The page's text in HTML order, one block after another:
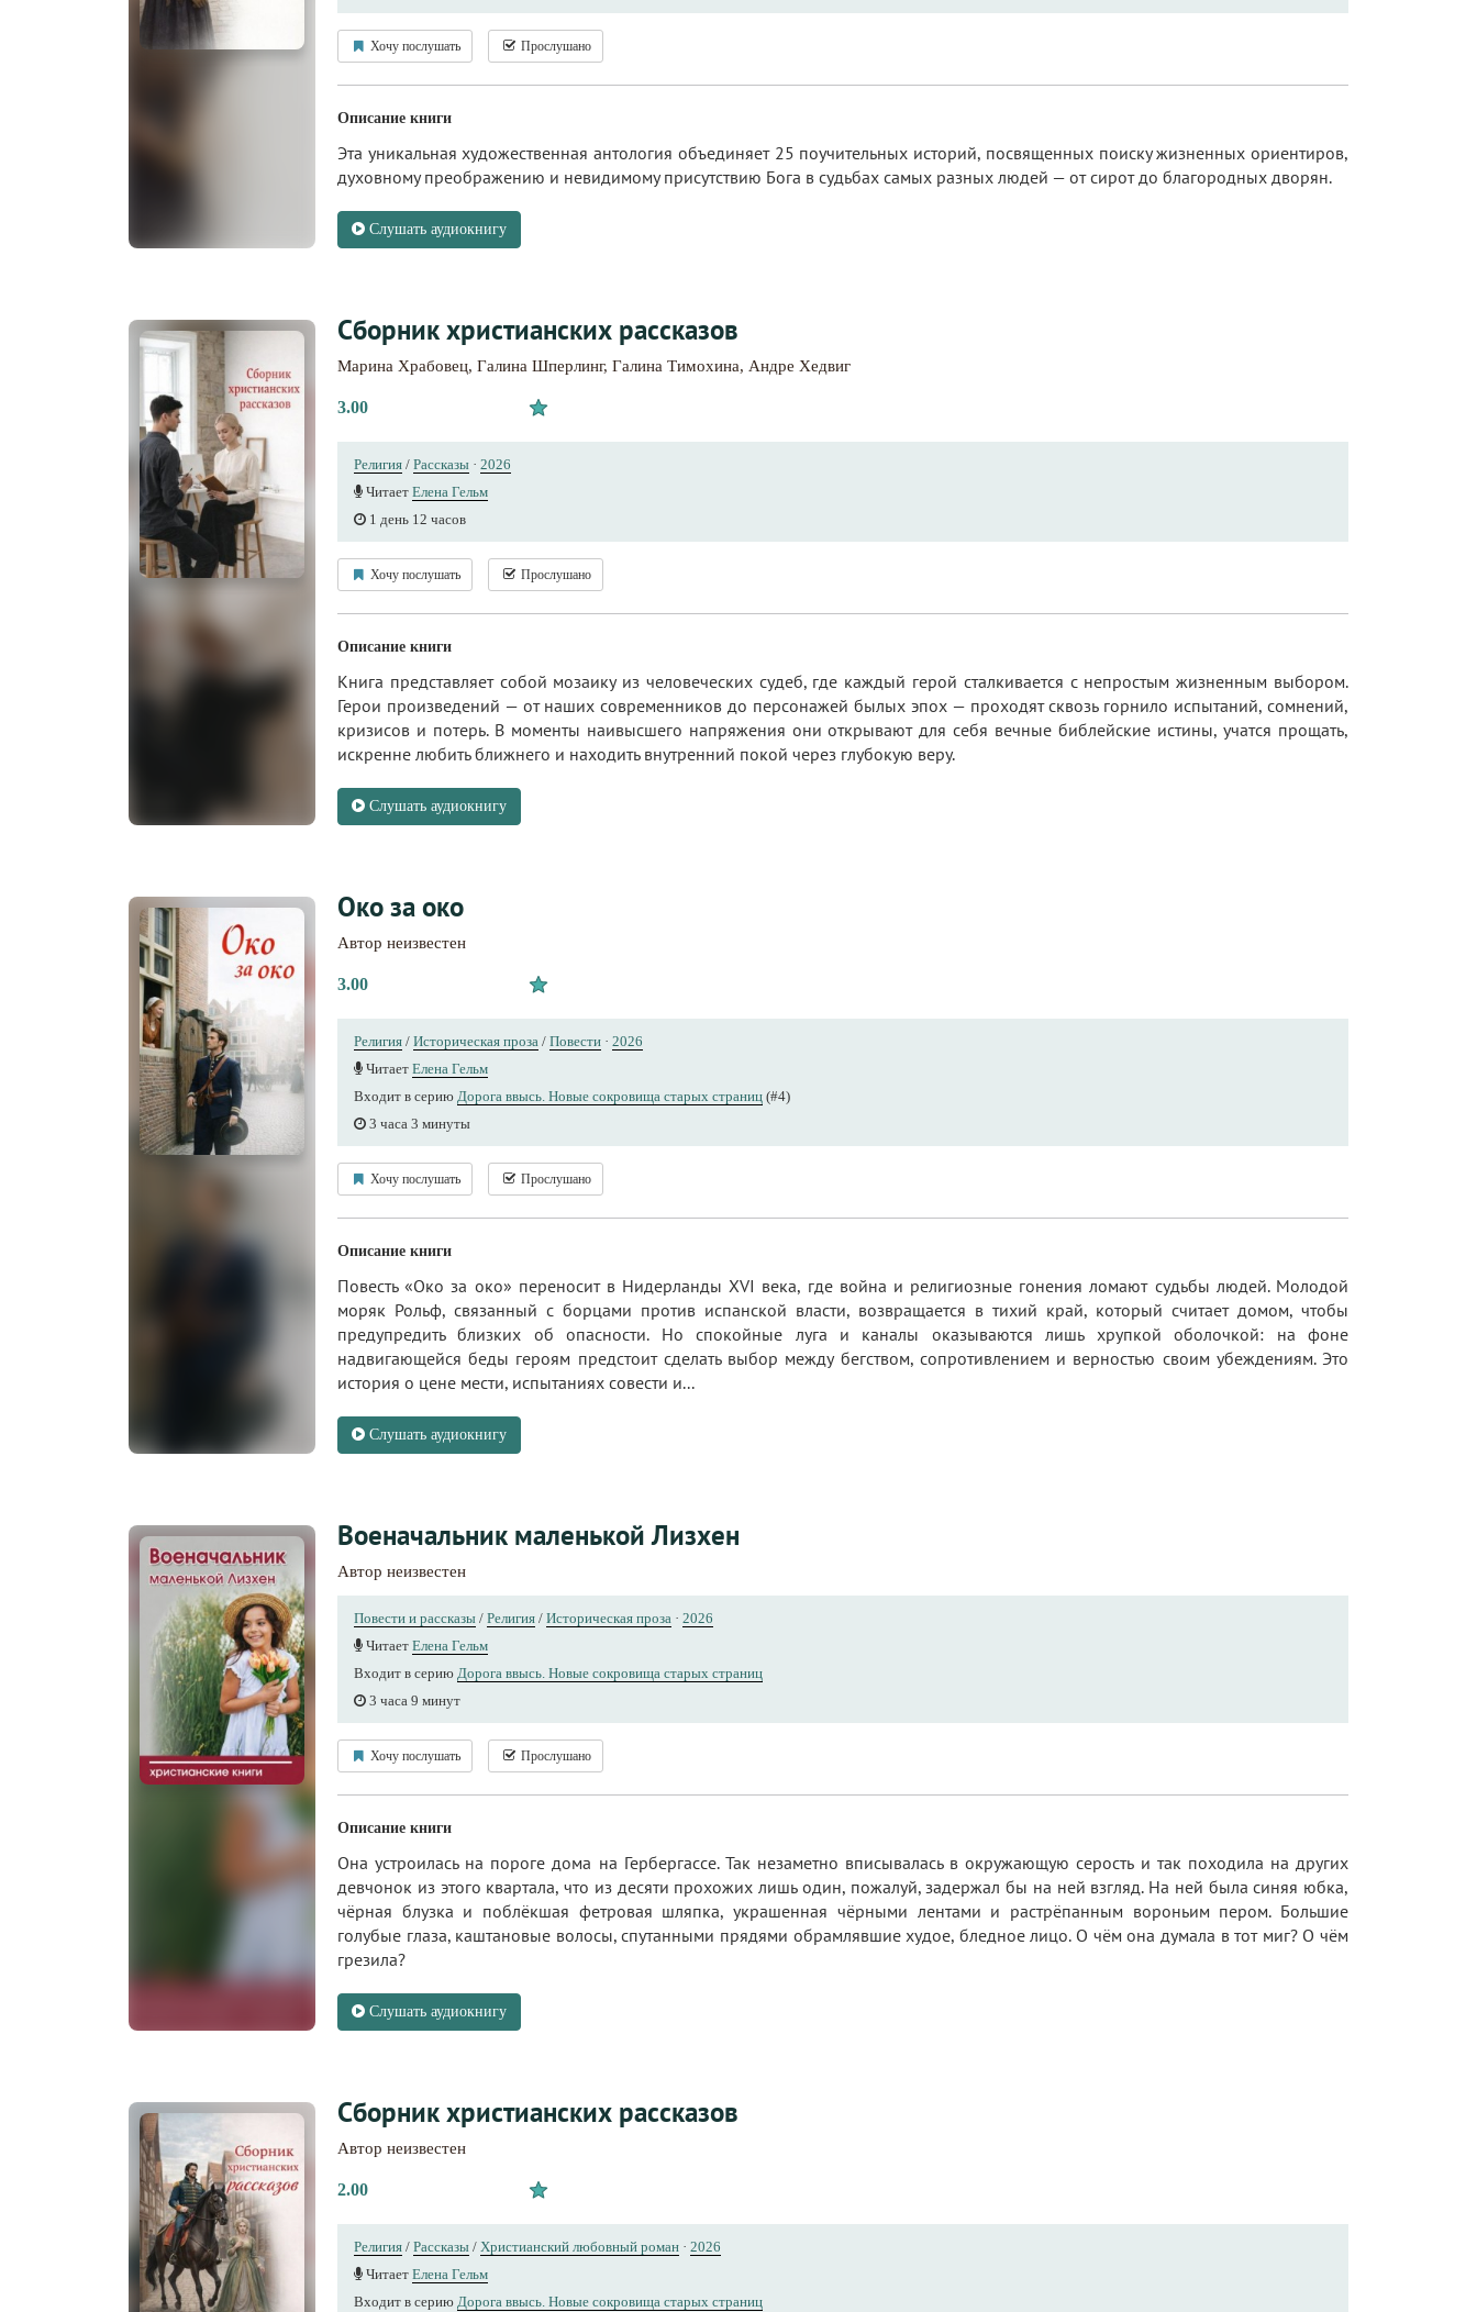
Хочу послушать Прослушано
Описание книги
Эта уникальная художественная антология объединяет 25 поучительных историй, посвященных поиску жизненных ориентиров,
духовному преображению и невидимому присутствию Бога в судьбах самых разных людей — от сирот до благородных дворян.
Слушать аудиокнигу
Сборник христианских рассказов
Марина Храбовец, Галина Шперлинг, Галина Тимохина, Андре Хедвиг
3.00
Религия / Рассказы · 2026
Читает Елена Гельм
1 день 12 часов
Хочу послушать Прослушано
Описание книги
Книга представляет собой мозаику из человеческих судеб, где каждый герой сталкивается с непростым жизненным выбором.
Герои произведений — от наших современников до персонажей былых эпох — проходят сквозь горнило испытаний, сомнений,
кризисов и потерь. В моменты наивысшего напряжения они открывают для себя вечные библейские истины, учатся прощать,
искренне любить ближнего и находить внутренний покой через глубокую веру.
Слушать аудиокнигу
Око за око
Автор неизвестен
3.00
Религия / Историческая проза / Повести · 2026
Читает Елена Гельм
Входит в серию Дорога ввысь. Новые сокровища старых страниц (#4)
3 часа 3 минуты
Хочу послушать Прослушано
Описание книги
Повесть «Око за око» переносит в Нидерланды XVI века, где война и религиозные гонения ломают судьбы людей. Молодой
моряк Рольф, связанный с борцами против испанской власти, возвращается в тихий край, который считает домом, чтобы
предупредить близких об опасности. Но спокойные луга и каналы оказываются лишь хрупкой оболочкой: на фоне
надвигающейся беды героям предстоит сделать выбор между бегством, сопротивлением и верностью своим убеждениям. Это
история о цене мести, испытаниях совести и...
Слушать аудиокнигу
Военачальник маленькой Лизхен
Автор неизвестен
Повести и рассказы / Религия / Историческая проза · 2026
Читает Елена Гельм
Входит в серию Дорога ввысь. Новые сокровища старых страниц
3 часа 9 минут
Хочу послушать Прослушано
Описание книги
Она устроилась на пороге дома на Гербергассе. Так незаметно вписывалась в окружающую серость и так походила на других
девчонок из этого квартала, что из десяти прохожих лишь один, пожалуй, задержал бы на ней взгляд. На ней была синяя юбка,
чёрная блузка и поблёкшая фетровая шляпка, украшенная чёрными лентами и растрёпанным вороньим пером. Большие
голубые глаза, каштановые волосы, спутанными прядями обрамлявшие худое, бледное лицо. О чём она думала в тот миг? О чём
грезила?
Слушать аудиокнигу
Сборник христианских рассказов
Автор неизвестен
2.00
Религия / Рассказы / Христианский любовный роман · 2026
Читает Елена Гельм
Входит в серию Дорога ввысь. Новые сокровища старых страниц